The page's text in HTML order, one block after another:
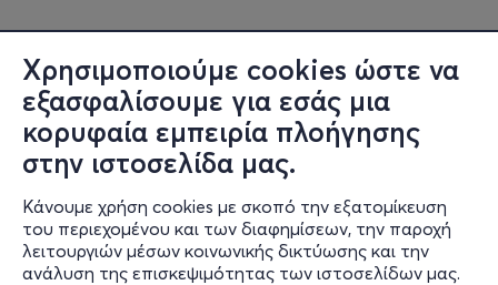
Χρησιμοποιούμε cookies ώστε να
εξασφαλίσουμε για εσάς μια
κορυφαία εμπειρία πλοήγησης
στην ιστοσελίδα μας.
Κάνουμε χρήση cookies με σκοπό την εξατομίκευση
του περιεχομένου και των διαφημίσεων, την παροχή
λειτουργιών μέσων κοινωνικής δικτύωσης και την
ανάλυση της επισκεψιμότητας των ιστοσελίδων μας.
Πληροφορίες
Υποστήριξη
Stay Connected